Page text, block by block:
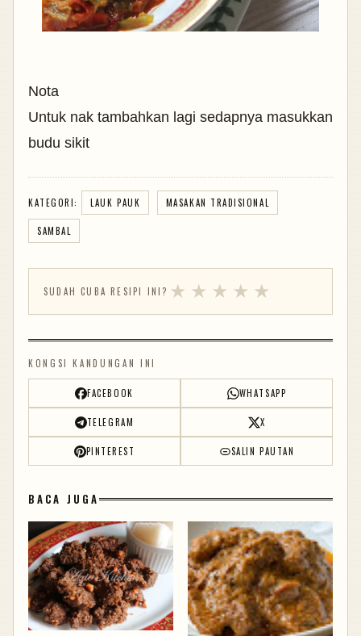
Nota
Untuk nak tambahkan lagi sedapnya masukkan
budu sikit
KATEGORI: LAUK PAUK MASAKAN TRADISIONAL
SAMBAL
SUDAH CUBA RESIPI INI? ★ ★ ★ ★ ★
KONGSI KANDUNGAN INI
FACEBOOK WHATSAPP
TELEGRAM X
PINTEREST SALIN PAUTAN
BACA JUGA